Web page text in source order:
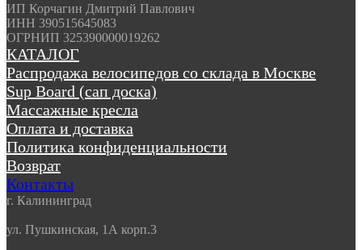
ИП Корчагин Дмитрий Павлович
ИНН 390515645083
ОГРНИП 325390000019262
КАТАЛОГ
Распродажа велосипедов со склада в Москве
Sup Board (сап доска)
Массажные кресла
Оплата и доставка
Политика конфиденциальности
Возврат
Контакты
г. Калининград
ул. Пушкинская, 1А корп.3